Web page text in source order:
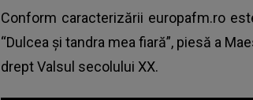
Conform caracterizării europafm.ro
“Dulcea și tandra mea fiară”, piesă a
drept Valsul secolului XX.